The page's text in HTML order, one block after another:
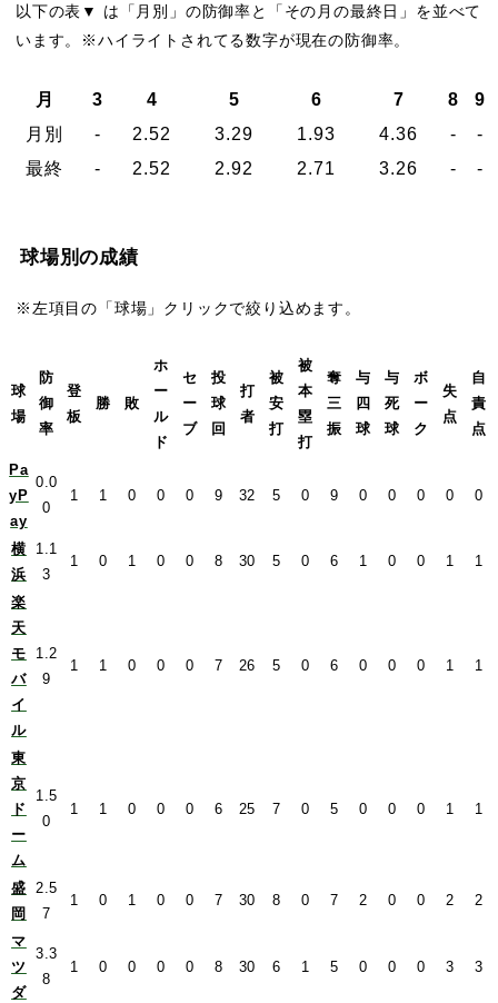
以下の表▼ は「月別」の防御率と「その月の最終日」を並べて
います。※ハイライトされてる数字が現在の防御率。
月 3 4 5 6 7 8
9
月別
- 2.52 3.29 1.93 4.36 -
-
最終
- 2.52 2.92 2.71 3.26 - -
球場別の成績
※左項目の「球場」クリックで絞り込めます。
球
場
防
御
率
登
板
勝 敗
ホ
ー
ル
ド
セ
ー
ブ
投
球
回
打
者
被
安
打
被
本
塁
打
奪
三
振
与
四
球
与
死
球
ボ
ー
ク
失
点
自
責
点
Pa
yP
ay
0.0
0
1 1 0 0 0 9 32 5 0 9 0 0 0 0 0
横
浜
1.1
3
1 0 1 0 0 8 30 5 0 6 1 0 0 1 1
楽
天
モ
バ
イ
ル
1.2
9
1 1 0 0 0 7 26 5 0 6 0 0 0 1 1
東
京
ド
ー
ム
1.5
0
1 1 0 0 0 6 25 7 0 5 0 0 0 1 1
盛
岡
2.5
7
1 0 1 0 0 7 30 8 0 7 2 0 0 2 2
マ
ツ
ダ
3.3
8
1 0 0 0 0 8 30 6 1 5 0 0 0 3 3